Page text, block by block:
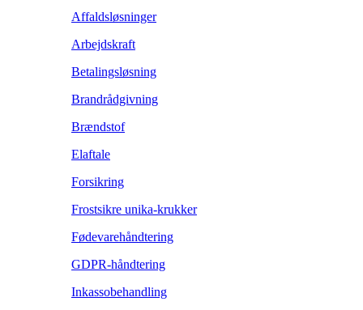
Affaldsløsninger
Arbejdskraft
Betalingsløsning
Brandrådgivning
Brændstof
Elaftale
Forsikring
Frostsikre unika-krukker
Fødevarehåndtering
GDPR-håndtering
Inkassobehandling